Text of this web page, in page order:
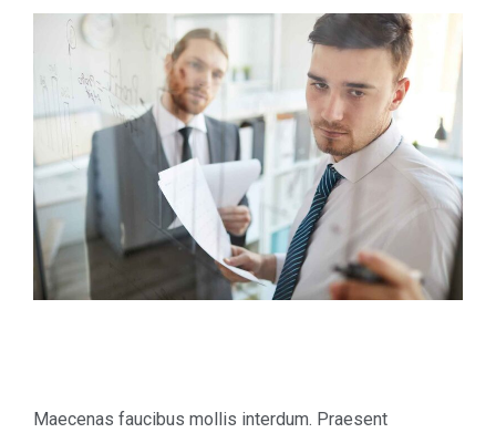
Maecenas faucibus mollis interdum. Praesent